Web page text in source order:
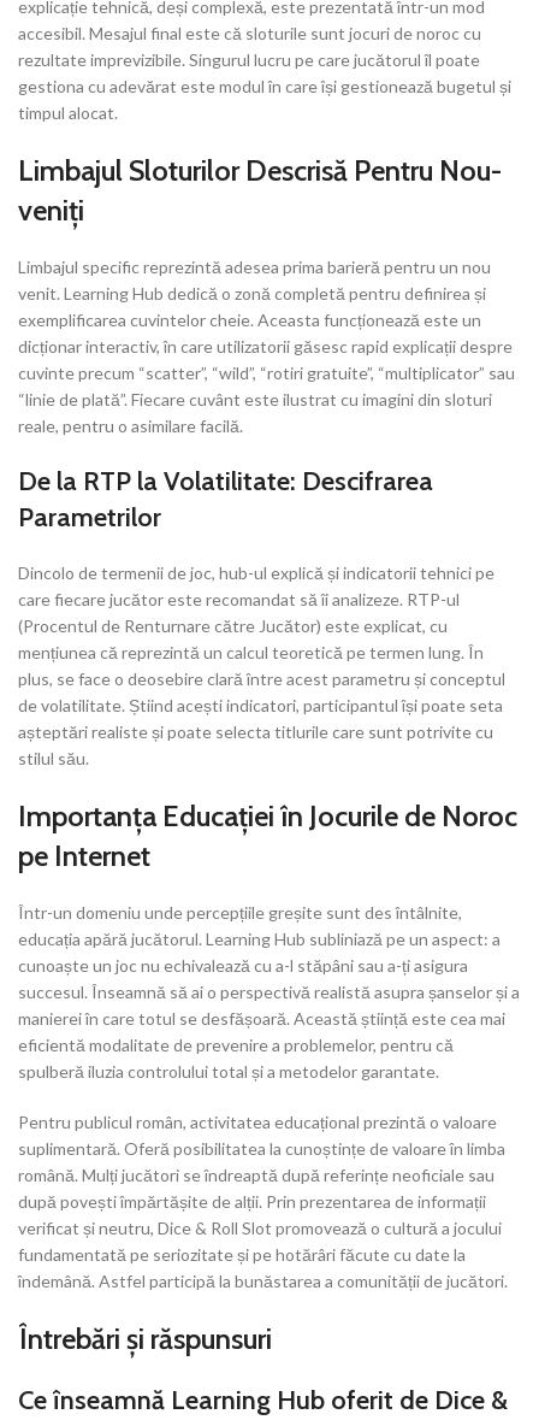
explicație tehnică, deși complexă, este prezentată într-un mod
accesibil. Mesajul final este că sloturile sunt jocuri de noroc cu
rezultate imprevizibile. Singurul lucru pe care jucătorul îl poate
gestiona cu adevărat este modul în care își gestionează bugetul și
timpul alocat.
Limbajul Sloturilor Descrisă Pentru Nou-
veniți
Limbajul specific reprezintă adesea prima barieră pentru un nou
venit. Learning Hub dedică o zonă completă pentru definirea și
exemplificarea cuvintelor cheie. Aceasta funcționează este un
dicționar interactiv, în care utilizatorii găsesc rapid explicații despre
cuvinte precum “scatter”, “wild”, “rotiri gratuite”, “multiplicator” sau
“linie de plată”. Fiecare cuvânt este ilustrat cu imagini din sloturi
reale, pentru o asimilare facilă.
De la RTP la Volatilitate: Descifrarea
Parametrilor
Dincolo de termenii de joc, hub-ul explică și indicatorii tehnici pe
care fiecare jucător este recomandat să îi analizeze. RTP-ul
(Procentul de Renturnare către Jucător) este explicat, cu
mențiunea că reprezintă un calcul teoretică pe termen lung. În
plus, se face o deosebire clară între acest parametru și conceptul
de volatilitate. Știind acești indicatori, participantul își poate seta
așteptări realiste și poate selecta titlurile care sunt potrivite cu
stilul său.
Importanța Educației în Jocurile de Noroc
pe Internet
Într-un domeniu unde percepțiile greșite sunt des întâlnite,
educația apără jucătorul. Learning Hub subliniază pe un aspect: a
cunoaște un joc nu echivalează cu a-l stăpâni sau a-ți asigura
succesul. Înseamnă să ai o perspectivă realistă asupra șanselor și a
manierei în care totul se desfășoară. Această știință este cea mai
eficientă modalitate de prevenire a problemelor, pentru că
spulberă iluzia controlului total și a metodelor garantate.
Pentru publicul român, activitatea educațional prezintă o valoare
suplimentară. Oferă posibilitatea la cunoștințe de valoare în limba
română. Mulți jucători se îndreaptă după referințe neoficiale sau
după povești împărtășite de alții. Prin prezentarea de informații
verificat și neutru, Dice & Roll Slot promovează o cultură a jocului
fundamentată pe seriozitate și pe hotărâri făcute cu date la
îndemână. Astfel participă la bunăstarea a comunității de jucători.
Întrebări și răspunsuri
Ce înseamnă Learning Hub oferit de Dice &